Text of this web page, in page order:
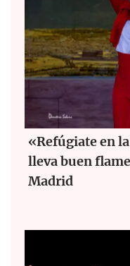
«Refúgiate en
lleva buen
Madrid